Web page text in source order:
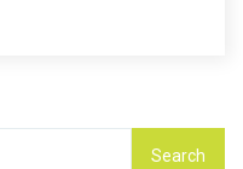
Masaj Araçları